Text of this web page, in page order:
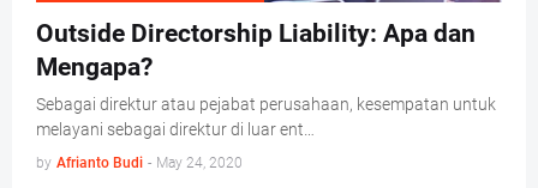
Outside Directorship Liability: Apa dan
Mengapa?
Sebagai direktur atau pejabat perusahaan, kesempatan untuk
melayani sebagai direktur di luar ent…
by Afrianto Budi - May 24, 2020